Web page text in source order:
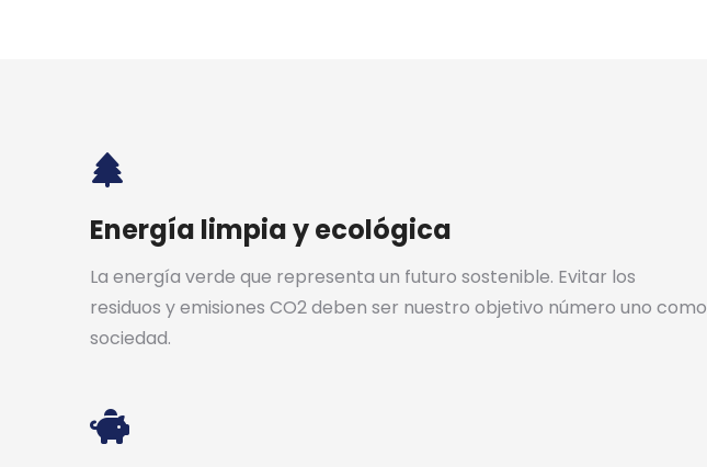
Energía limpia y ecológica
La energía verde que representa un futuro sostenible. Evitar los
residuos y emisiones CO2 deben ser nuestro objetivo número uno como
sociedad.